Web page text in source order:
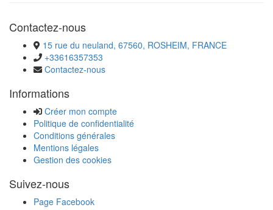
Contactez-nous
15 rue du neuland, 67560, ROSHEIM, FRANCE
+33616357353
Contactez-nous
Informations
Créer mon compte
Politique de confidentialité
Conditions générales
Mentions légales
Gestion des cookies
Suivez-nous
Page Facebook